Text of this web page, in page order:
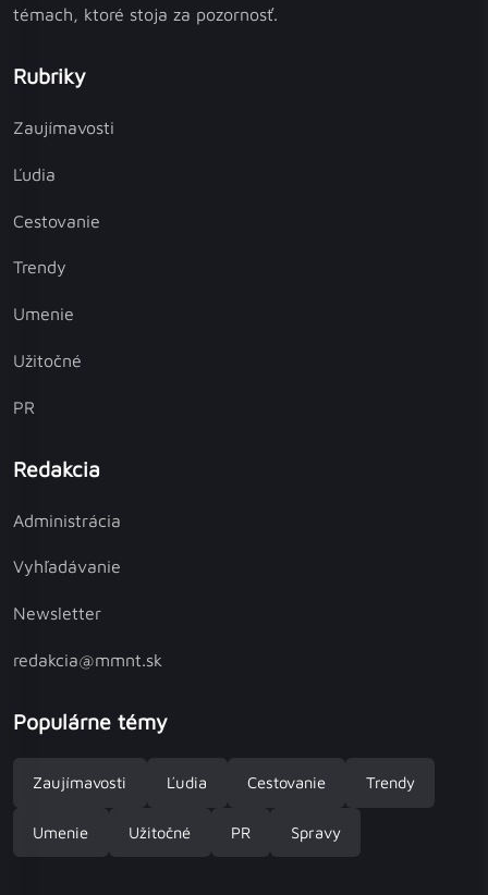
témach, ktoré stoja za pozornosť.
Rubriky
Zaujímavosti
Ľudia
Cestovanie
Trendy
Umenie
Užitočné
PR
Redakcia
Administrácia
Vyhľadávanie
Newsletter
redakcia@mmnt.sk
Populárne témy
Zaujímavosti Ľudia Cestovanie Trendy
Umenie Užitočné PR Spravy